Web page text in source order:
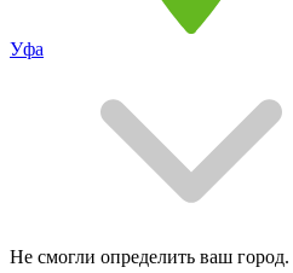
Уфа
Не смогли определить ваш